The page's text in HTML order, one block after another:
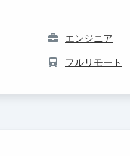
エンジニア
フルリモート